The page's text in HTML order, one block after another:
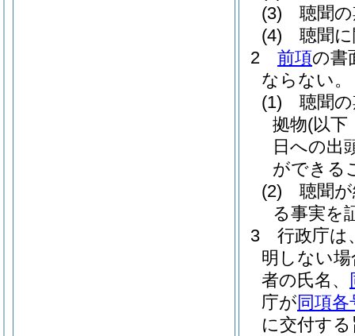
(3)
聴聞
(4)
聴聞
2
前項の書
ならない。
(1)
聴聞
拠物(以下
日への出
ができる
(2)
聴聞
る事実を
3
行政庁は
明しない
者の氏名、
庁が同項各
に交付す